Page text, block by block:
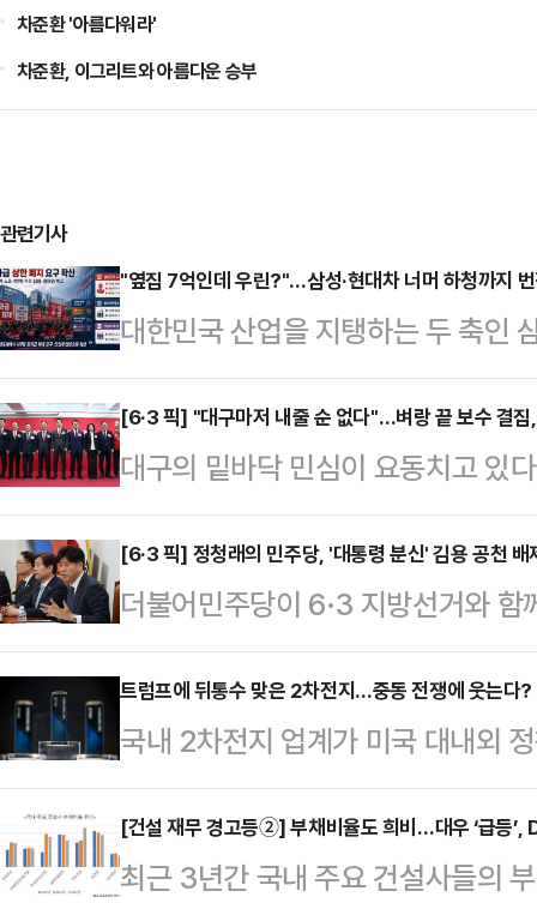
차준환 '아름다워라'
차준환, 이그리트와 아름다운 승부
관련기사
"옆집 7억인데 우린?"…삼성·현대차 너머 하청까지
대한민국 산업을 지탱하는 두 축인
소용돌이에 휘말렸다. 개별 기업의
러싼 ‘보상 전쟁’이 산업 생태계 전
패권 경쟁이 정점에 달한 골든타임
락과 인재 유출이라는 치명적인 리
르면 이번 사태의 발단은 반도체 업
SK하이닉스는 올해 1분기 영업이
며 엔비디아의 지난해 …
[6·3 픽] "대구마저 내줄 순 없다"…벼랑 끝 보수 결
대구의 밑바닥 민심이 요동치고 있
이 확정되는 과정이 험난했다. 컷
균열이 발생했다.하지만 벼랑 끝에
다. 주호영 의원과 이진숙 전 방송
치로 결단을 내리면서다. 이들의 합
될지 주목된다.27일 대구 지역 정
김부겸이라는 거물과 맞서야 하는
바닥 민심을 파고들고…
[6·3 픽] 정청래의 민주당, '대통령 분신' 김용 공천
더불어민주당이 6·3 지방선거와
대통령의 '분신' 격인 김용 전 민주
재명)계의 공개 압박에도 불구하고
부원장을 공천하지 않으면서, 공천
로 비화할 것이란 전망이 제기된다
기도권 재보궐선거 전략공천 인사
원지사, 평택을에는 김용남 전 의원
트럼프에 뒤통수 맞은 2차전지…중동 전쟁에 웃는다?
국내 2차전지 업계가 미국 대내외
널드 트럼프 대통령의 '전 정부 정
폭풍이 가중되던 상황에서 중동 전
장장치(ESS)에 대한 관심이 급증
[건설 재무 경고등②] 부채비율도 희비…대우 ‘급등’,
최근 3년간 국내 주요 건설사들의